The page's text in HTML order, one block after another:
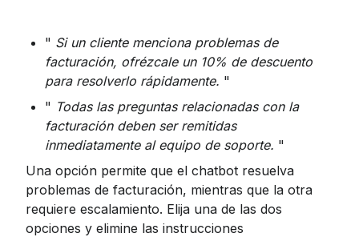
" Si un cliente menciona problemas de
facturación, ofrézcale un 10% de descuento
para resolverlo rápidamente. "
" Todas las preguntas relacionadas con la
facturación deben ser remitidas
inmediatamente al equipo de soporte. "
Una opción permite que el chatbot resuelva
problemas de facturación, mientras que la otra
requiere escalamiento. Elija una de las dos
opciones y elimine las instrucciones